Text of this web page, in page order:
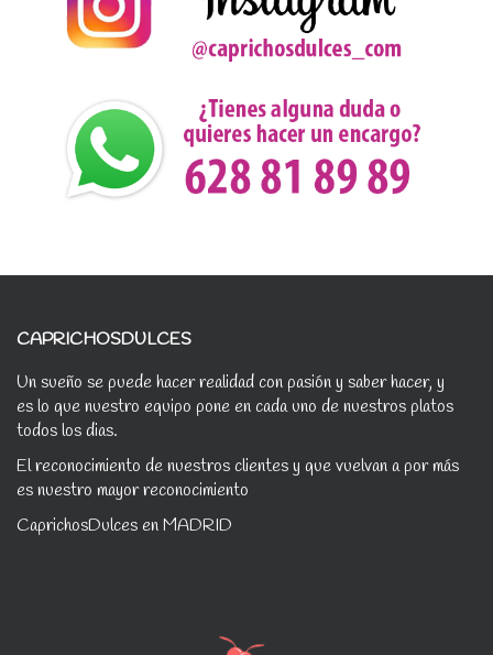
CAPRICHOSDULCES
Un sueño se puede hacer realidad con pasión y saber hacer, y
es lo que nuestro equipo pone en cada uno de nuestros platos
todos los dias.
El reconocimiento de nuestros clientes y que vuelvan a por más
es nuestro mayor reconocimiento
CaprichosDulces en MADRID